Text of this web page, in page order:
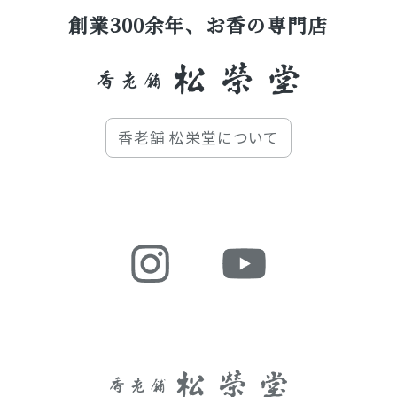
創業300余年、お香の専門店
香老舗 松栄堂について